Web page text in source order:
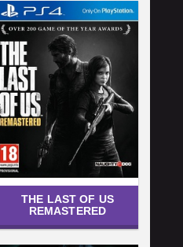
THE LAST OF US
REMASTERED